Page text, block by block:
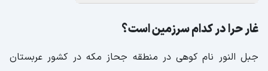
غار حرا در کدام سرزمین است؟
جبل النور نام کوهی در منطقه جحاز مکه در کشور عربستان